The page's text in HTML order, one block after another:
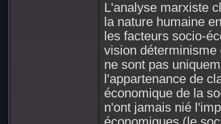
L'analyse marxiste
la nature humaine
les facteurs socio-
vision
ne sont pas
l'appartenance de
économique de la
n'ont jamais nié